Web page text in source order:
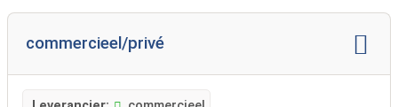
commercieel/privé